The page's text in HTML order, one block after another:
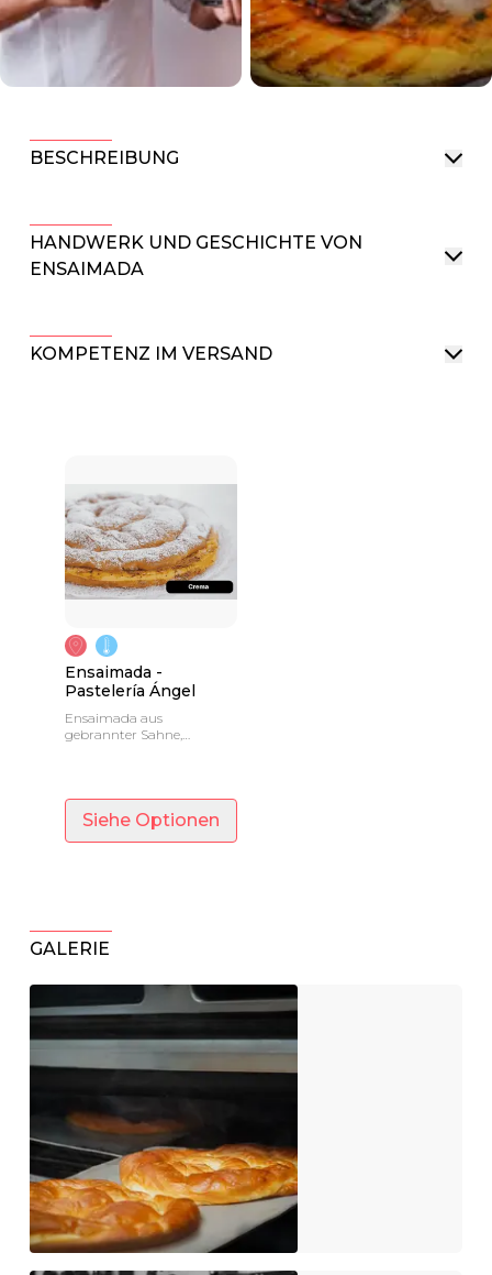
BESCHREIBUNG
HANDWERK UND GESCHICHTE VON
ENSAIMADA
KOMPETENZ IM VERSAND
Ensaimada -
Pastelería Ángel
Ensaimada aus
gebrannter Sahne,
Siehe Optionen
GALERIE